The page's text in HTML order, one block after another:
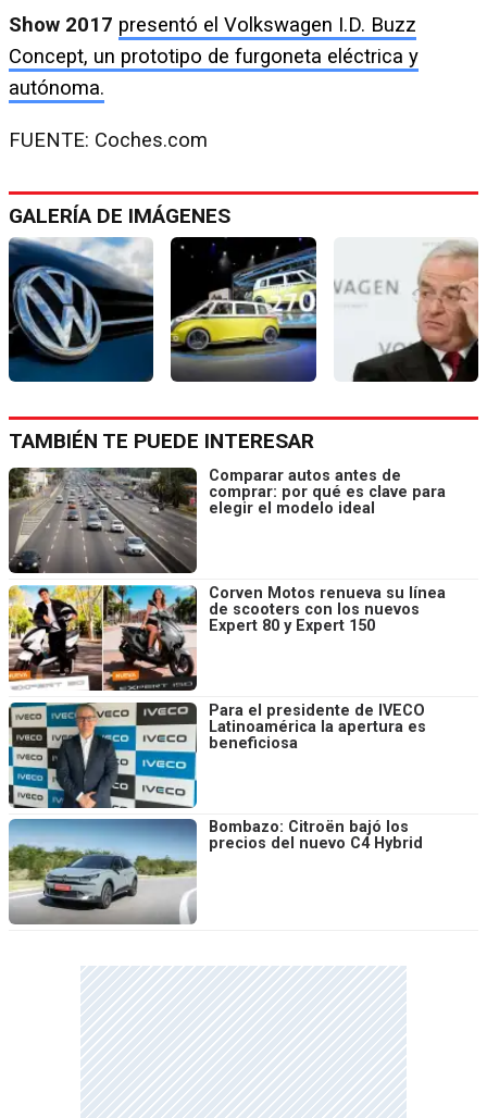
Show 2017 presentó el Volkswagen I.D. Buzz
Concept, un prototipo de furgoneta eléctrica y
autónoma.
FUENTE: Coches.com
GALERÍA DE IMÁGENES
TAMBIÉN TE PUEDE INTERESAR
Comparar autos antes de
comprar: por qué es clave para
elegir el modelo ideal
Corven Motos renueva su línea
de scooters con los nuevos
Expert 80 y Expert 150
Para el presidente de IVECO
Latinoamérica la apertura es
beneficiosa
Bombazo: Citroën bajó los
precios del nuevo C4 Hybrid